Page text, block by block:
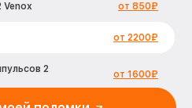
Venox от 850₽
от 2200₽
2
от 1600₽